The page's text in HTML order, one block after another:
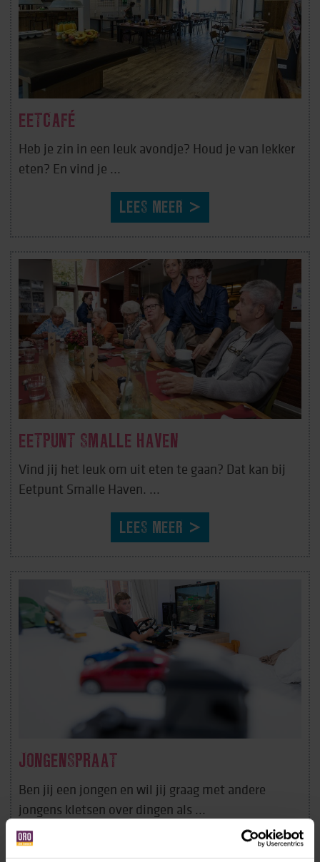
EETCAFÉ
Heb je zin in een leuk avondje? Houd je van lekker
eten? En vind je ...
LEES MEER
EETPUNT SMALLE HAVEN
Vind jij het leuk om uit eten te gaan? Dat kan bij
Eetpunt Smalle Haven. ...
LEES MEER
JONGENSPRAAT
Ben jij een jongen en wil jij graag met andere
jongens kletsen over dingen als ...